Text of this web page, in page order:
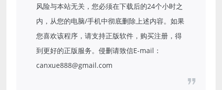
风险与本站无关，您必须在下载后的24个小时之
内，从您的电脑/手机中彻底删除上述内容。如果
您喜欢该程序，请支持正版软件，购买注册，得
到更好的正版服务。侵删请致信E-mail：
canxue888@gmail.com